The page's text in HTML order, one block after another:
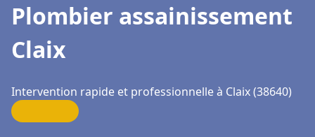
Plombier assainissement
Claix
Intervention rapide et professionnelle à Claix (38640)